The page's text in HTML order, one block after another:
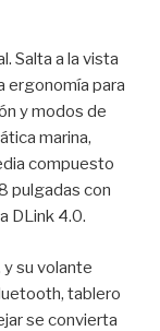
Salta a la vista
ergonomía para
y modos de
marina,
compuesto
pulgadas con
DLink 4.0.
su volante
tablero
se convierta